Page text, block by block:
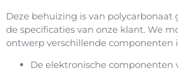
Deze behuizing is van polycarbonaat
de specificaties van onze klant. We
ontwerp verschillende componenten
De elektronische componenten